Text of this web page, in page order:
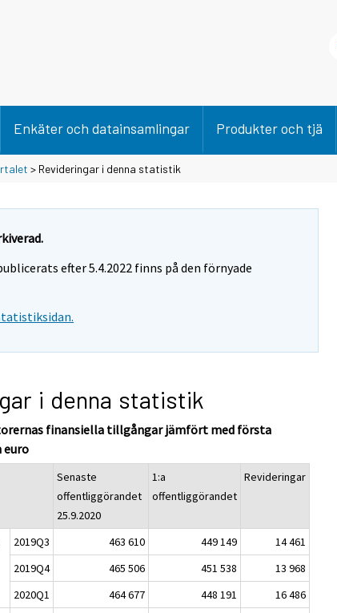
Enkäter och datainsamlingar Produkter och tjä
> Revideringar i denna statistik
efter 5.4.2022 finns på den förnyade
i denna statistik
finansiella tillgångar jämfört med första
euro
Senaste
offentliggörandet
25.9.2020
1:a
offentliggörandet
Revideringar
2019Q3 463 610 449 149
14 461
2019Q4
465 506 451 538
13 968
2020Q1
464 677 448 191
16 486